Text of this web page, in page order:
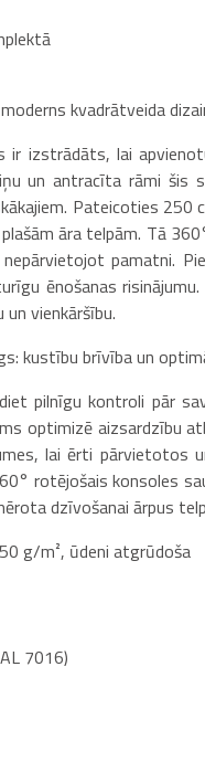
kvadrātveida
ir izstrādāts, lai
un antracīta rāmi šis
Pateicoties 250
āra telpām. Tā
pamatni.
ēnošanas
vienkāršību.
kustību brīvība un
pilnīgu kontroli pār
optimizē aizsardzību
lai ērti pārvietotos
rotējošais konsoles
dzīvošanai ārpus
g/m², ūdeni atgrūdoša
7016)